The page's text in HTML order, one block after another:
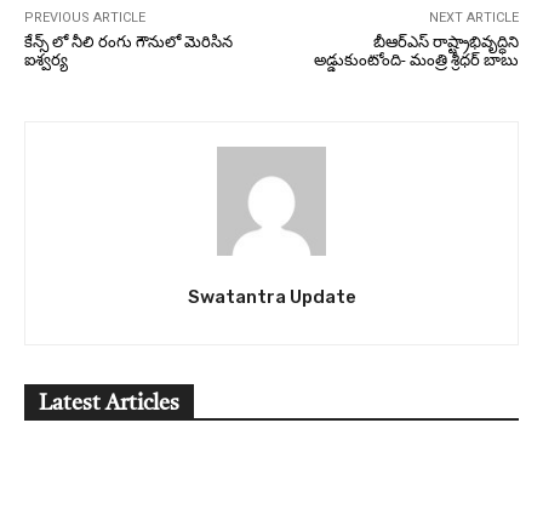
PREVIOUS ARTICLE
కేన్స్ లో నీలి రంగు గౌనులో మెరిసిన
ఐశ్వర్య
NEXT ARTICLE
బీఆర్ఎస్‌ రాష్ట్రాభివృద్ధిని
అడ్డుకుంటోంది- మంత్రి శ్రీధర్‌ బాబు
Swatantra Update
Latest Articles